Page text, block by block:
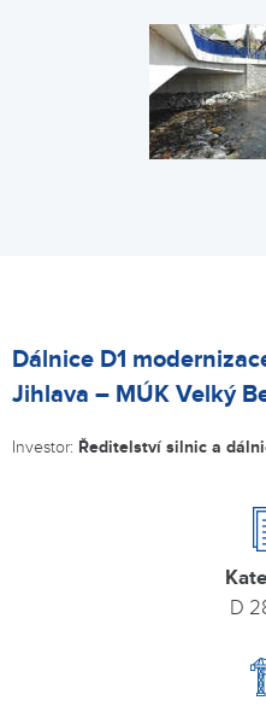
Dálnice D1
Jihlava – MÚK Velký
Investor: Ředitelství silnic a
D